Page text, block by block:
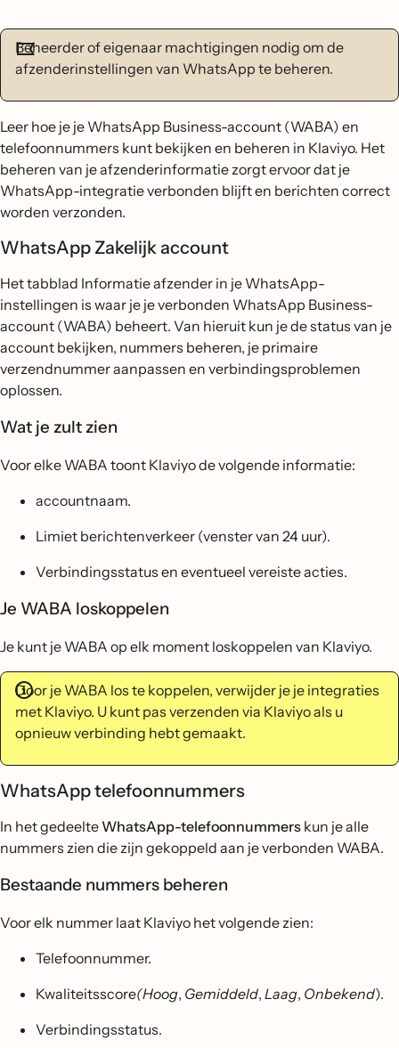
Beheerder of eigenaar machtigingen nodig om de
afzenderinstellingen van WhatsApp te beheren.
Leer hoe je je WhatsApp Business-account (WABA) en
telefoonnummers kunt bekijken en beheren in Klaviyo. Het
beheren van je afzenderinformatie zorgt ervoor dat je
WhatsApp-integratie verbonden blijft en berichten correct
worden verzonden.
WhatsApp Zakelijk account
Het tabblad Informatie afzender in je WhatsApp-
instellingen is waar je je verbonden WhatsApp Business-
account (WABA) beheert. Van hieruit kun je de status van je
account bekijken, nummers beheren, je primaire
verzendnummer aanpassen en verbindingsproblemen
oplossen.
Wat je zult zien
Voor elke WABA toont Klaviyo de volgende informatie:
accountnaam.
Limiet berichtenverkeer (venster van 24 uur).
Verbindingsstatus en eventueel vereiste acties.
Je WABA loskoppelen
Je kunt je WABA op elk moment loskoppelen van Klaviyo.
Door je WABA los te koppelen, verwijder je je integraties
met Klaviyo. U kunt pas verzenden via Klaviyo als u
opnieuw verbinding hebt gemaakt.
WhatsApp telefoonnummers
In het gedeelteWhatsApp-telefoonnummers kun je alle
nummers zien die zijn gekoppeld aan je verbonden WABA.
Bestaande nummers beheren
Voor elk nummer laat Klaviyo het volgende zien:
Telefoonnummer.
Kwaliteitsscore(Hoog, Gemiddeld, Laag, Onbekend).
Verbindingsstatus.